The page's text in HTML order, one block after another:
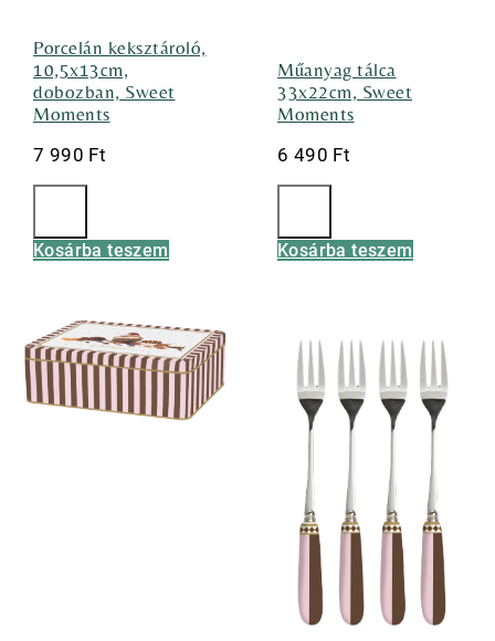
Porcelán keksztároló,
10,5x13cm,
dobozban, Sweet
Moments
7 990 Ft
Kosárba teszem
Műanyag tálca
33x22cm, Sweet
Moments
6 490 Ft
Kosárba teszem